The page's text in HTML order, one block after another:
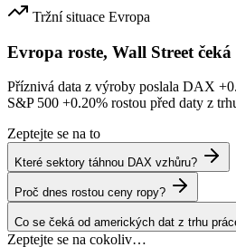
Tržní situace Evropa
Evropa roste, Wall Street
Příznivá data z výroby poslala DAX
S&P 500 +0.20% rostou před daty z
Zeptejte se na to
Které sektory táhnou DAX vzhůru?
Proč dnes rostou ceny ropy?
Co se čeká od amerických dat z trhu